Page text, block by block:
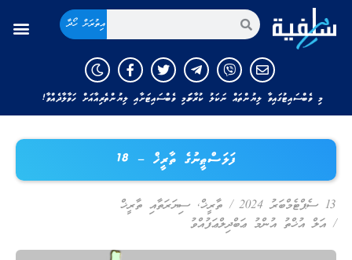
އިތުރަށް ހޯދާ
މި ވެބްސައިޓުގައިވާ ލިޔުންތައް ނަކަލު ކުރާނަމަ މި ވެބްސައިޓަށާއި ލިޔުންތެރިއާއަށް ހަވާލާދެއްވާ!
ފަލަސްޠީނުގެ ތާރީޚް – 18
13 ސެޕްޓެމްބަރު 2024 / ތާރީޚް, ސިޔަރަތާއި ތާރީޚް
/ އަލް އުޚްތު އުންމު ޢަބްދިލްޢަފުއްވު